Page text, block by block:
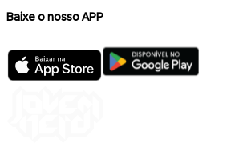
Baixe o nosso APP